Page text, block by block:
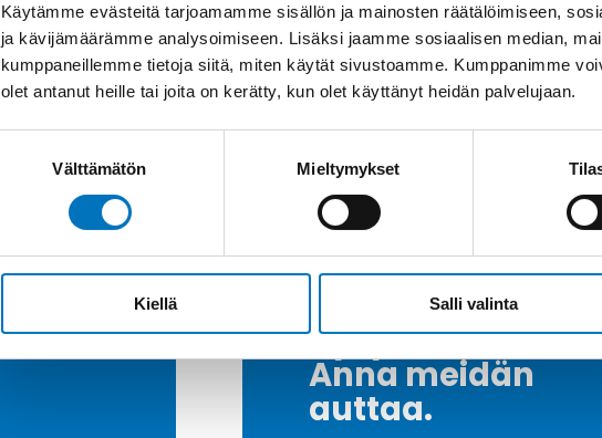
Käytämme evästeitä tarjoamamme sisällön ja mainosten räätälöimiseen,
ja kävijämäärämme analysoimiseen. Lisäksi jaamme sosiaalisen median,
kumppaneillemme tietoja siitä, miten käytät sivustoamme. Kumppanimme
olet antanut heille tai joita on kerätty, kun olet käyttänyt heidän palvelujaan.
Välttämätön Mieltymykset
Kiellä Salli valinta
Kysyttävää?
Anna meidän
auttaa.